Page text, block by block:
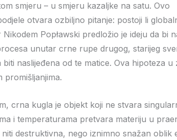
smjeru – u smjeru kazaljke na satu. Ovo
otvara ozbiljno pitanje: postoji li
Popławski predložio je ideju da bi
unutar crne rupe drugog, starijeg
naslijeđena od te matice. Ova hipoteza u
promišljanjima.
crna kugla je objekt koji ne stvara
i temperaturama pretvara materiju u
destruktivna, nego iznimno snažan oblik